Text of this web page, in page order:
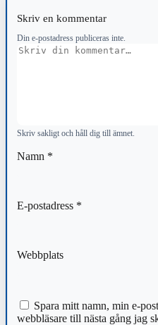
Skriv en kommentar
Din e-postadress publiceras inte.
Kommentar
Skriv sakligt och håll dig till ämnet.
Namn *
E-postadress *
Webbplats
Spara mitt namn, min e-
webbläsare till nästa gång jag